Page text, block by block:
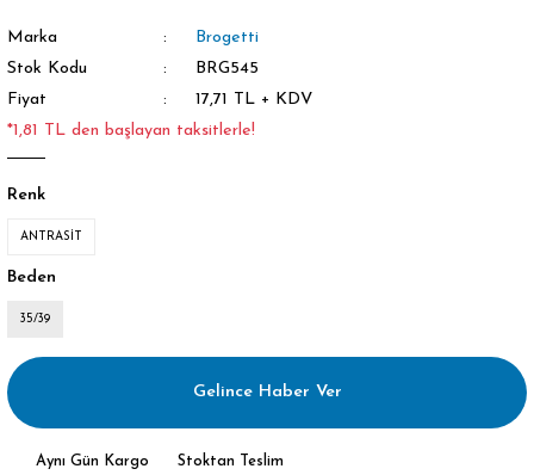
Marka
Brogetti
Stok Kodu
BRG545
Fiyat
17,71 TL + KDV
*1,81 TL den başlayan taksitlerle!
Renk
ANTRASİT
Beden
35/39
Gelince Haber Ver
Aynı Gün Kargo Stoktan Teslim